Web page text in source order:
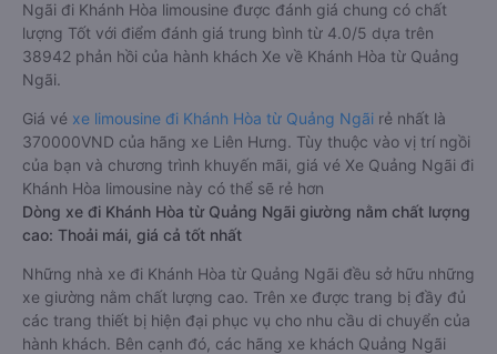
Ngãi đi Khánh Hòa limousine được đánh giá chung có chất
lượng Tốt với điểm đánh giá trung bình từ 4.0/5 dựa trên
38942 phản hồi của hành khách Xe về Khánh Hòa từ Quảng
Ngãi.
Giá vé xe limousine đi Khánh Hòa từ Quảng Ngãi rẻ nhất là
370000VND của hãng xe Liên Hưng. Tùy thuộc vào vị trí ngồi
của bạn và chương trình khuyến mãi, giá vé Xe Quảng Ngãi đi
Khánh Hòa limousine này có thể sẽ rẻ hơn
Dòng xe đi Khánh Hòa từ Quảng Ngãi giường nằm chất lượng
cao: Thoải mái, giá cả tốt nhất
Những nhà xe đi Khánh Hòa từ Quảng Ngãi đều sở hữu những
xe giường nằm chất lượng cao. Trên xe được trang bị đầy đủ
các trang thiết bị hiện đại phục vụ cho nhu cầu di chuyển của
hành khách. Bên cạnh đó, các hãng xe khách Quảng Ngãi